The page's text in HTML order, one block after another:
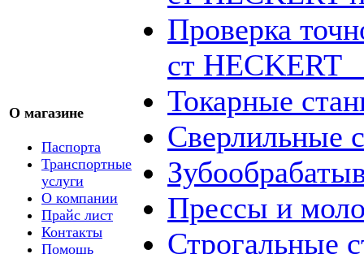
О магазине
Паспорта
Транспортные
услуги
О компании
Прайс лист
Контакты
Помощь
Проверка
ст HECKERT
Токарные
Сверлильные
Прессы и
Строгальные